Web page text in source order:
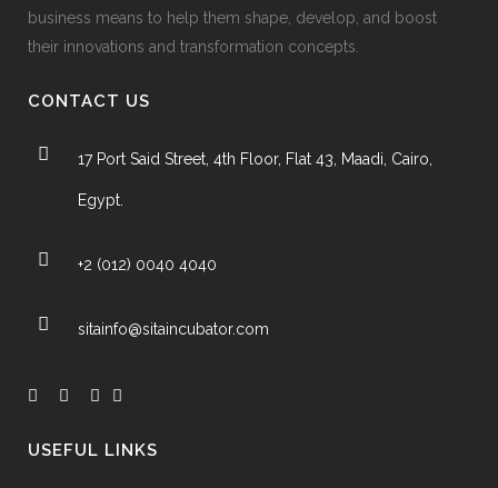
business means to help them shape, develop, and boost
their innovations and transformation concepts.
CONTACT US
17 Port Said Street, 4th Floor, Flat 43, Maadi, Cairo,
Egypt.
+2 (012) 0040 4040
sitainfo@sitaincubator.com
USEFUL LINKS